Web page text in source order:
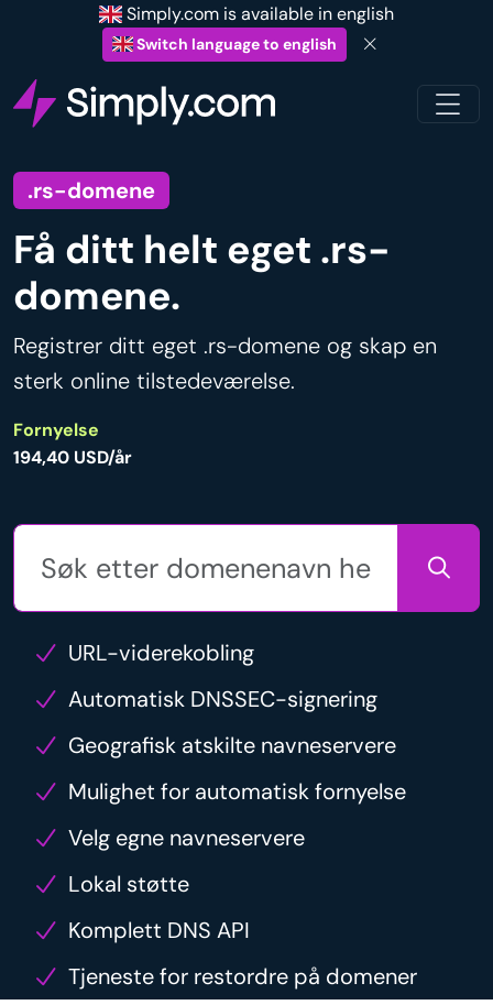
Simply.com is available in english
Switch language to english
.rs-domene
Få ditt helt eget .rs-
domene.
Registrer ditt eget .rs-domene og skap en
sterk online tilstedeværelse.
Fornyelse
194,40 USD/år
URL-viderekobling
Automatisk DNSSEC-signering
Geografisk atskilte navneservere
Mulighet for automatisk fornyelse
Velg egne navneservere
Lokal støtte
Komplett DNS API
Tjeneste for restordre på domener